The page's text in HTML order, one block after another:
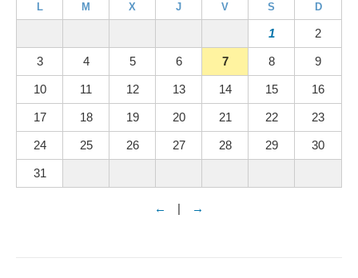
L M X J V S D
1 2
3 4 5 6 7 8 9
10 11 12 13 14 15 16
17 18 19 20 21 22 23
24 25 26 27 28 29 30
31
← | →